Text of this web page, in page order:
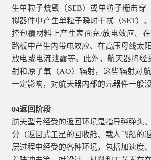
生单粒子烧毁（SEB）或单粒子栅击穿
拟器件中产生单粒子瞬时干扰（SET）
控包覆材料上产生表面充/放电效应、
路板中产生内带电效应、在高压母线太
放电或电流泄露等。此外，航天器将经
射和原子氧（AO）辐射，这些辐射对
一定影响，对航天器内部的元器件一般
04返回阶段
航天型号经受的返回环境是指导弹弹头
分（返回式卫星的回收舱、载人飞船的
层过程中经受的各种环境，包括加速度